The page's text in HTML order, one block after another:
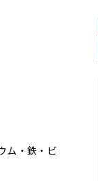
ム・鉄・ビ